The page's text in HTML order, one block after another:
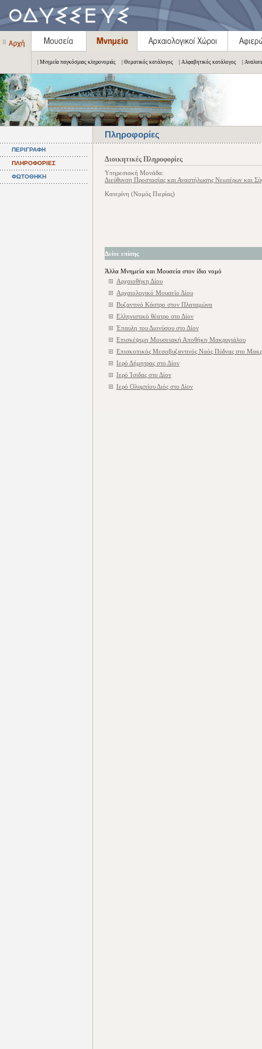
| Μνημεία παγκόσμιας κληρονομιάς | Θεματικός κατάλογος | Αλφαβητικός κατάλογος |
Πληροφορίες
ΠΕΡΙΓΡΑΦΗ
ΠΛΗΡΟΦΟΡΙΕΣ
ΦΩΤΟΘΗΚΗ
Διοικητικές Πληροφορίες
Υπηρεσιακή Μονάδα:
Διεύθυνση Προστασίας και Αναστήλωσης Νεωτέρων και
Κατερίνη (Νομός Πιερίας)
Δείτε επίσης
Άλλα Μνημεία και Μουσεία στον ίδιο νομό
Αρχαιοθήκη Δίου
Αρχαιολογικό Μουσείο Δίου
Βυζαντινό Κάστρο στον Πλαταμώνα
Ελληνιστικό θέατρο στο Δίον
Έπαυλη του Διονύσου στο Δίον
Επισκέψιμη Μουσειακή Αποθήκη Μακρυγιάλου
Επισκοπικός Μεσοβυζαντινός Ναός Πύδνας στο
Ιερό Δήμητρας στο Δίον
Ιερό Ίσιδας στο Δίον
Ιερό Ολυμπίου Διός στο Δίον